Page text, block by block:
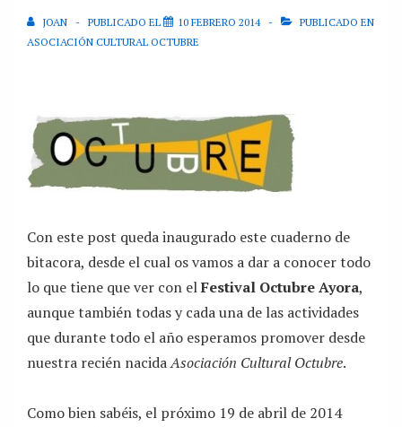
JOAN PUBLICADO EL 10 FEBRERO 2014
PUBLICADO EN
ASOCIACIÓN CULTURAL OCTUBRE
Con este post queda inaugurado este cuaderno de
bitacora, desde el cual os vamos a dar a conocer todo
lo que tiene que ver con elFestival Octubre Ayora,
aunque también todas y cada una de las actividades
que durante todo el año esperamos promover desde
nuestra recién nacidaAsociación Cultural Octubre.
Como bien sabéis, el próximo 19 de abril de 2014